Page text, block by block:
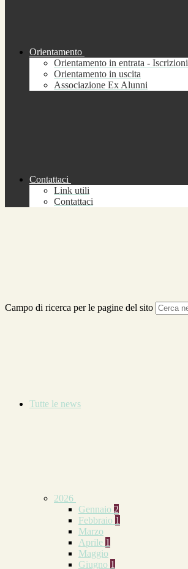
Orientamento
Orientamento in entrata - Iscrizioni
Orientamento in uscita
Associazione Ex Alunni
Contattaci
Link utili
Contattaci
Campo di ricerca per le pagine del sito
Tutte le news
2026
Gennaio 2
Febbraio 1
Marzo
Aprile 1
Maggio
Giugno 1